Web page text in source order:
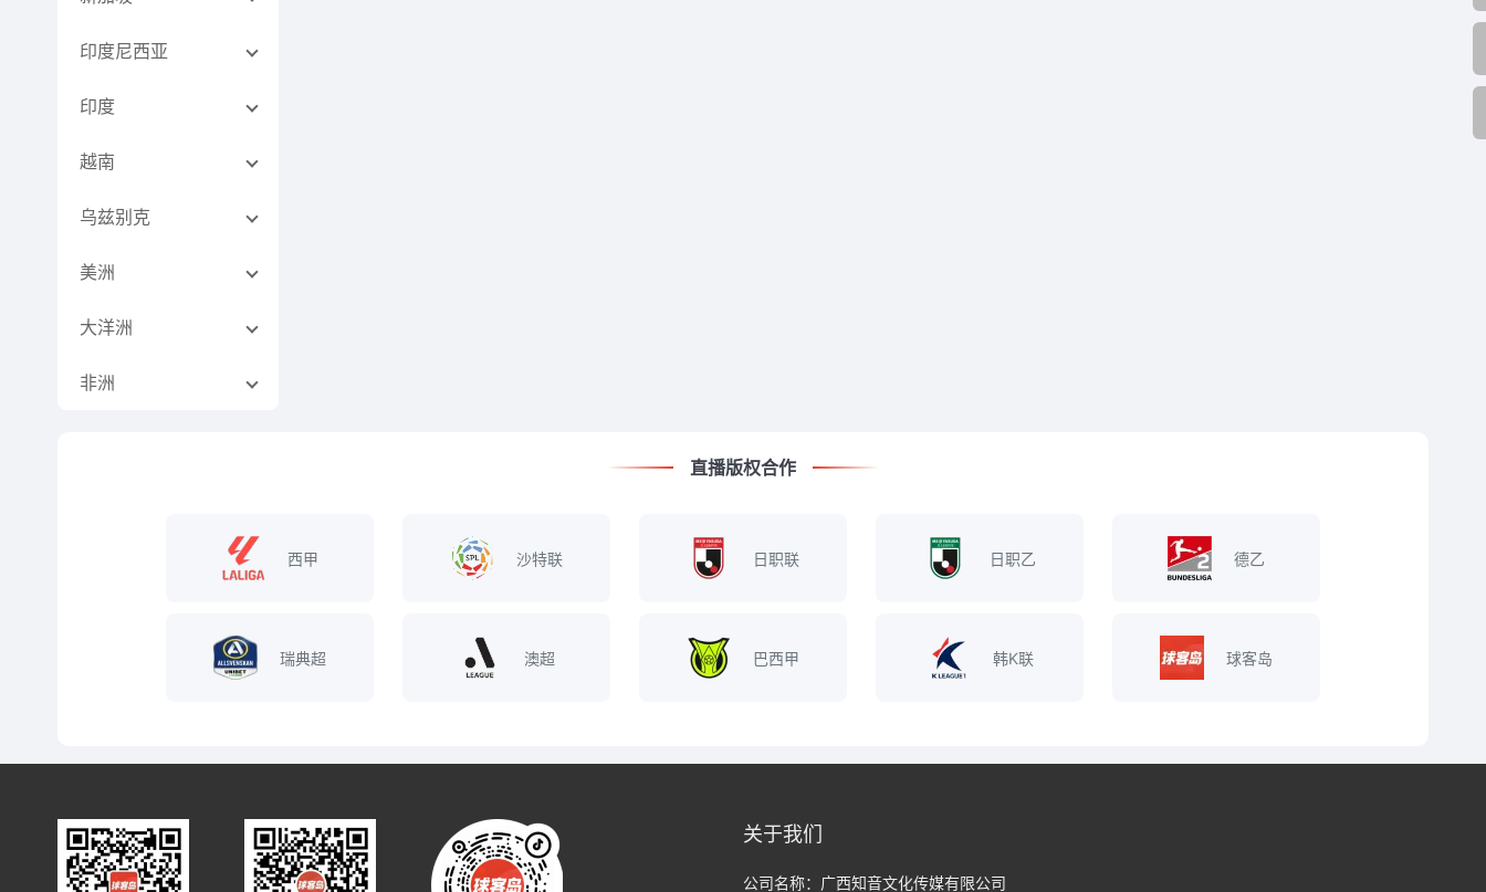
印度尼西亚
印度
越南
乌兹别克
美洲
大洋洲
非洲
直播版权合作
西甲 沙特联 日职联 日职乙 德乙
瑞典超 澳超 巴西甲 韩K联 球客岛
关于我们
公司名称： 广西知音文化传媒有限公司